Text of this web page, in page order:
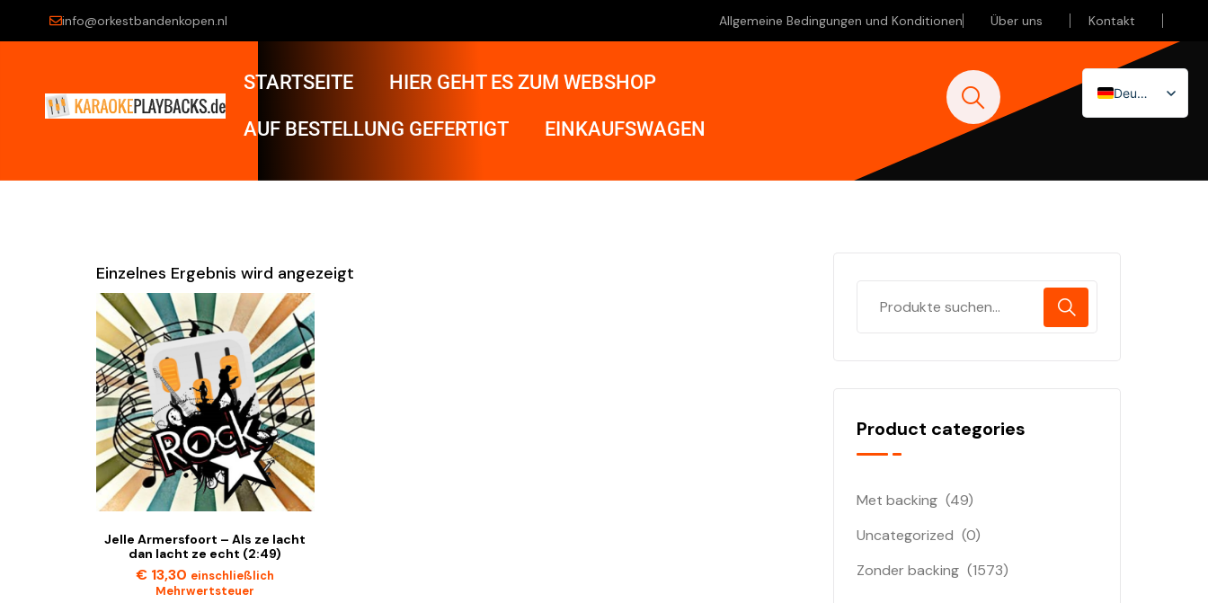
info@orkestbandenkopen.nl Allgemeine Bedingungen und Konditionen Über uns Kontakt
STARTSEITE HIER GEHT ES ZUM WEBSHOP
AUF BESTELLUNG GEFERTIGT EINKAUFSWAGEN
Deutsch
Nederlands
Einzelnes Ergebnis wird angezeigt
Jelle Armersfoort – Als ze lacht
dan lacht ze echt (2:49)
€ 13,30 einschließlich
Mehrwertsteuer
Product categories
Met backing (49)
Uncategorized (0)
Zonder backing (1573)